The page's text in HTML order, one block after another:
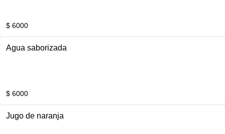
$ 6000
Agua saborizada
$ 6000
Jugo de naranja